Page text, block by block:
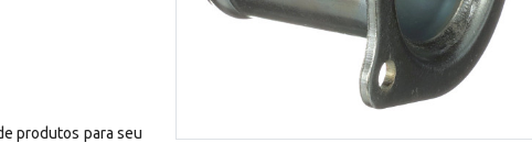
produtos para seu